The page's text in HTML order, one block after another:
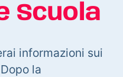
Scuola
informazioni sui
la